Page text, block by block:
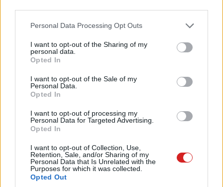
Please note that this website/app uses one or more Google
not limited to your visit or usage behaviour. You may click to
grant or deny consent to Google and its third-party tags to
use your data for below specified purposes in below Google
consent section.
Personal Data Processing Opt Outs
I want to opt-out of the Sharing of my
personal data.
Opted In
I want to opt-out of the Sale of my
Personal Data.
Opted In
I want to opt-out of processing my
Personal Data for Targeted Advertising.
Opted In
I want to opt-out of Collection, Use,
Retention, Sale, and/or Sharing of my
Personal Data that Is Unrelated with the
Purposes for which it was collected.
Opted Out
A piacvezető elképesztő tartalomdömpingjét látva újult
erővel vetődik fel a kérdés, hogy vajon mennyi értelme
stratégiája kapcsán ugyanis egyrészt visszatérő kritika,
hogy a filmek és sorozatok jelentős hányada erősen
hogy ilyen irtózatos kínálat mellett miként is tudna elég
nézőt vonzani egy-egy kevésbé sztárolt produkció.
Márpedig amikor az utóbbi nem jön össze, akkor szokott
bekövetkezni a Netflix másik kellemetlen szokása, hogy
1-2 évad után kaszát ad a sorozatainak
a befejezetlenül maradó sztori utolsó fordulatán csüngő
nézőket.